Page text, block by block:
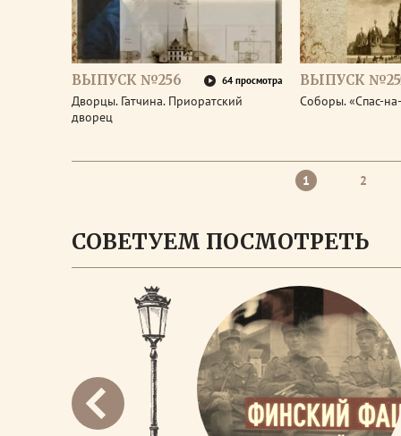
ВЫПУСК №256 64 просмотра
Дворцы. Гатчина. Приоратский
дворец
ВЫПУСК
Соборы. «Спас-
1 2
СОВЕТУЕМ ПОСМОТРЕТЬ